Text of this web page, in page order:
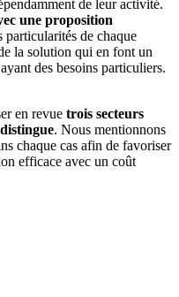
de leur activité.
une proposition
particularités de chaque
la solution qui en font un
des besoins particuliers.
en revue trois secteurs
. Nous mentionnons
chaque cas afin de favoriser
efficace avec un coût